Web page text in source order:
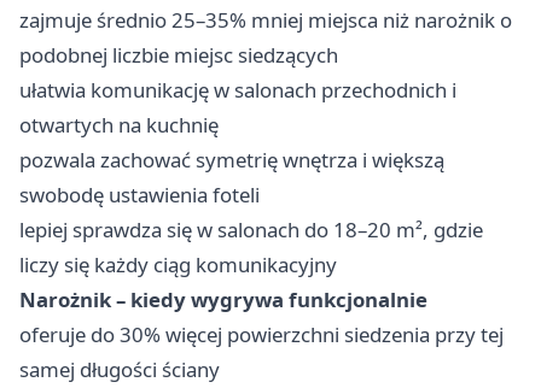
zajmuje średnio 25–35% mniej miejsca niż narożnik o
podobnej liczbie miejsc siedzących
ułatwia komunikację w salonach przechodnich i
otwartych na kuchnię
pozwala zachować symetrię wnętrza i większą
swobodę ustawienia foteli
lepiej sprawdza się w salonach do 18–20 m², gdzie
liczy się każdy ciąg komunikacyjny
Narożnik – kiedy wygrywa funkcjonalnie
oferuje do 30% więcej powierzchni siedzenia przy tej
samej długości ściany